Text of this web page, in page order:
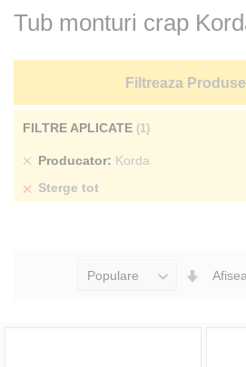
Tub monturi crap
Seteaza
Filtreaza
FILTRE APLICATE
Producator Korda
Sterge
Sterge tot